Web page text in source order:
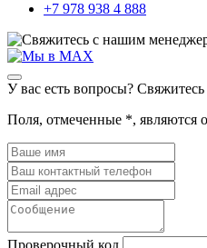
+7 978 938 4 888
У вас есть вопросы?
Поля, отмеченные *, являются